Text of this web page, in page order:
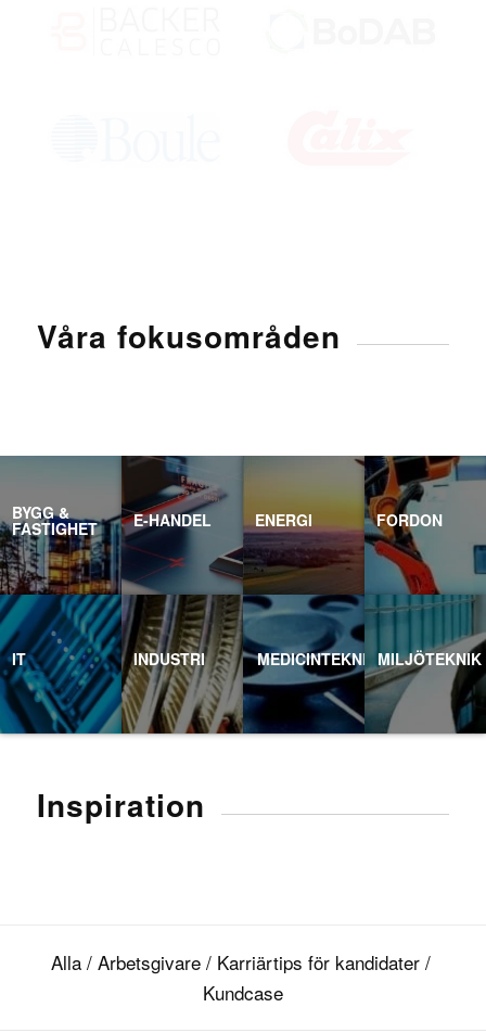
Våra fokusområden
BYGG &
FASTIGHET E-HANDEL ENERGI FORDON
IT INDUSTRI MEDICINTEKNIKMILJÖTEKNIK
Inspiration
Alla / Arbetsgivare / Karriärtips för kandidater /
Kundcase